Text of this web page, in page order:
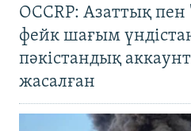
OCCRP: Азаттық
фейк шағым
пәкістандық
жасалған